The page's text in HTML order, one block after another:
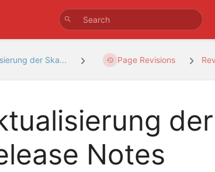
der Ska... Page Revisions
Notes